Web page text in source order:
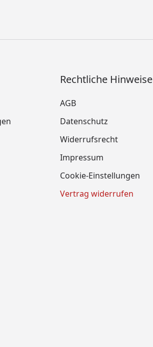
Rechtliche Hinweise
AGB
Datenschutz
Widerrufsrecht
Impressum
Cookie-Einstellungen
Vertrag widerrufen